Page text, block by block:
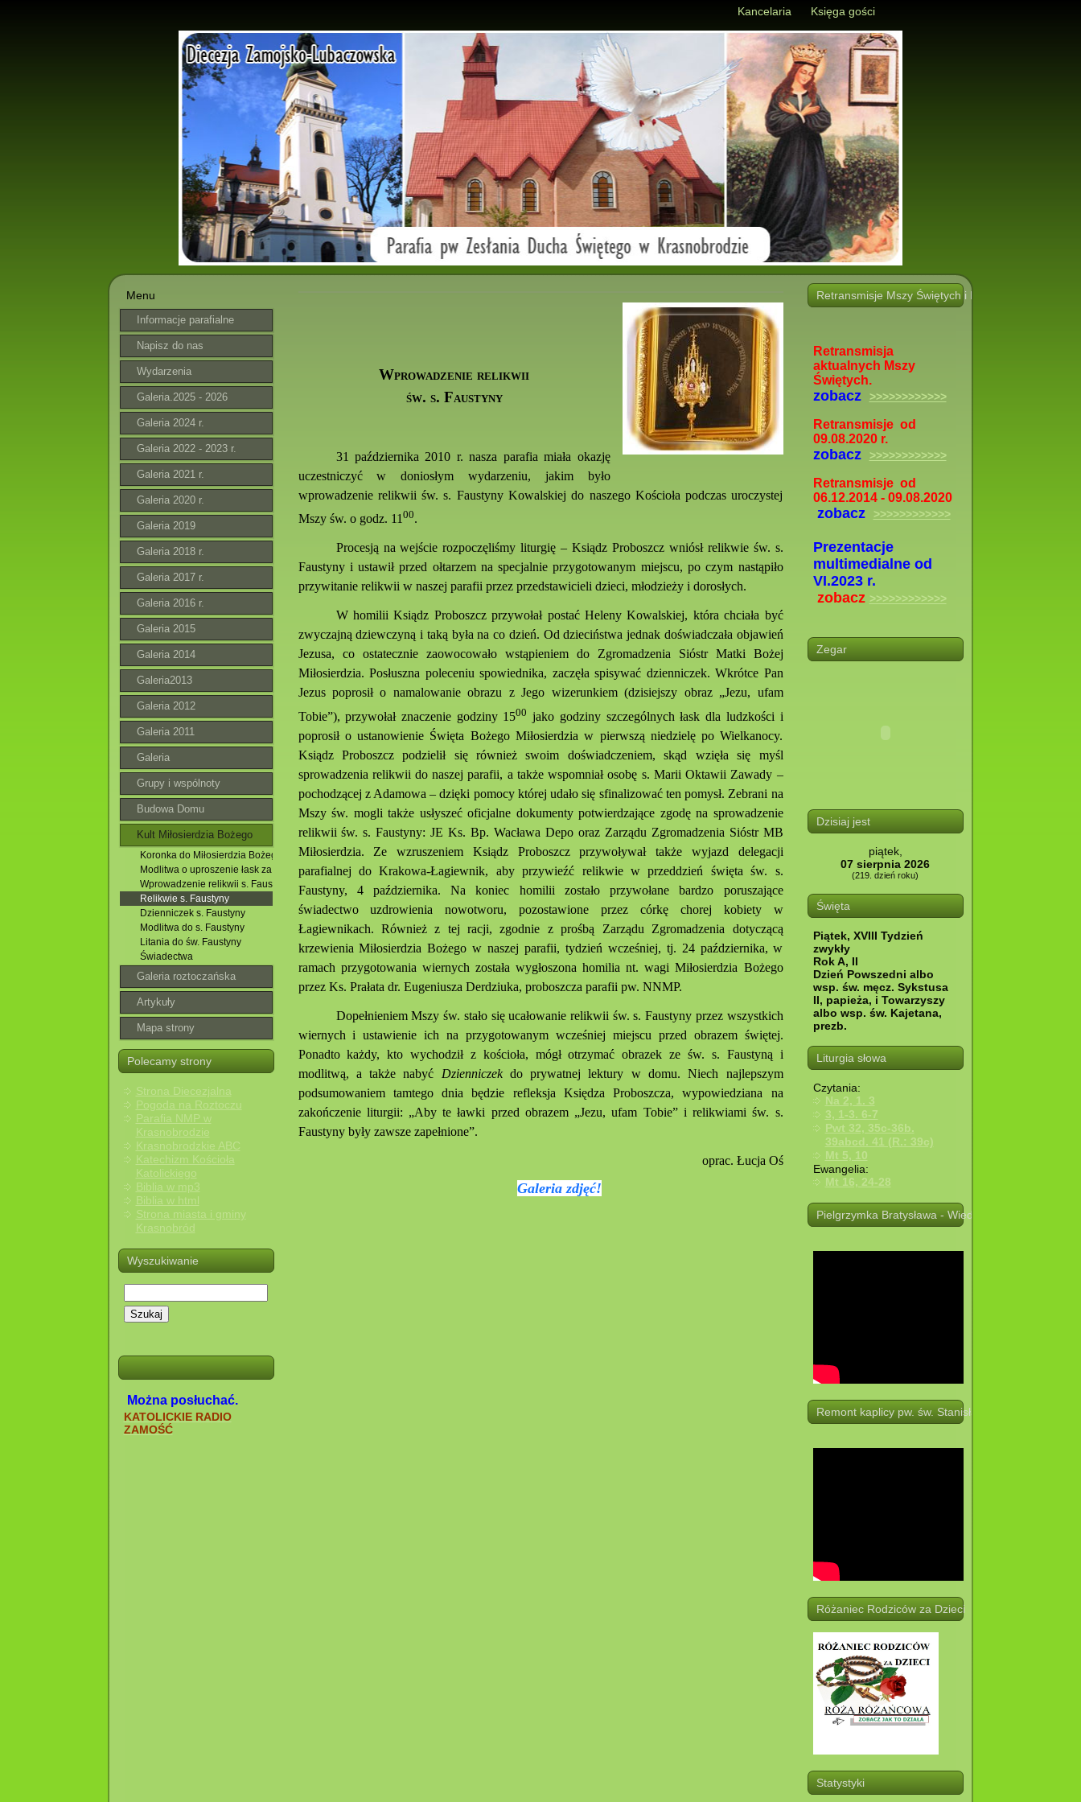
Kancelaria Księga gości
Menu
Informacje parafialne
Napisz do nas
Wydarzenia
Galeria.2025 - 2026
Galeria 2024 r.
Galeria 2022 - 2023 r.
Galeria 2021 r.
Galeria 2020 r.
Galeria 2019
Galeria 2018 r.
Galeria 2017 r.
Galeria 2016 r.
Galeria 2015
Galeria 2014
Galeria2013
Galeria 2012
Galeria 2011
Galeria
Grupy i wspólnoty
Budowa Domu
Parafialnego
Kult Miłosierdzia Bożego
Koronka do Miłosierdzia Bożego
Modlitwa o uproszenie łask za przyczyną św. Faustyny
Wprowadzenie relikwii s. Faustyny
Relikwie s. Faustyny
Dzienniczek s. Faustyny
Modlitwa do s. Faustyny
Litania do św. Faustyny
Świadectwa
Galeria roztoczańska
Artykuły
Mapa strony
Polecamy strony
Strona Diecezjalna
Pogoda na Roztoczu
Parafia NMP w
Krasnobrodzie
Krasnobrodzkie ABC
Katechizm Kościoła
Katolickiego
Biblia w mp3
Biblia w html
Strona miasta i gminy
Krasnobród
Wyszukiwanie
Szukaj
Można posłuchać.
KATOLICKIE RADIO
ZAMOŚĆ
Wprowadzenie relikwii
św. s. Faustyny
31 października 2010 r. nasza parafia miała okazję
uczestniczyć w doniosłym wydarzeniu, jakim było
wprowadzenie relikwii św. s. Faustyny Kowalskiej do naszego Kościoła podczas uroczystej
Mszy św. o godz. 11 00.
Procesją na wejście rozpoczęliśmy liturgię – Ksiądz Proboszcz wniósł relikwie św. s.
Faustyny i ustawił przed ołtarzem na specjalnie przygotowanym miejscu, po czym nastąpiło
przywitanie relikwii w naszej parafii przez przedstawicieli dzieci, młodzieży i dorosłych.
W homilii Ksiądz Proboszcz przywołał postać Heleny Kowalskiej, która chciała być
zwyczajną dziewczyną i taką była na co dzień. Od dzieciństwa jednak doświadczała objawień
Jezusa, co ostatecznie zaowocowało wstąpieniem do Zgromadzenia Sióstr Matki Bożej
Miłosierdzia. Posłuszna poleceniu spowiednika, zaczęła spisywać dzienniczek. Wkrótce Pan
Jezus poprosił o namalowanie obrazu z Jego wizerunkiem (dzisiejszy obraz „Jezu, ufam
Tobie”), przywołał znaczenie godziny 1500 jako godziny szczególnych łask dla ludzkości i
poprosił o ustanowienie Święta Bożego Miłosierdzia w pierwszą niedzielę po Wielkanocy.
Ksiądz Proboszcz podzielił się również swoim doświadczeniem, skąd wzięła się myśl
sprowadzenia relikwii do naszej parafii, a także wspomniał osobę s. Marii Oktawii Zawady –
pochodzącej z Adamowa – dzięki pomocy której udało się sfinalizować ten pomysł. Zebrani na
Mszy św. mogli także usłyszeć oficjalne dokumenty potwierdzające zgodę na sprowadzenie
relikwii św. s. Faustyny: JE Ks. Bp. Wacława Depo oraz Zarządu Zgromadzenia Sióstr MB
Miłosierdzia. Ze wzruszeniem Ksiądz Proboszcz przywoływał także wyjazd delegacji
parafialnej do Krakowa-Łagiewnik, aby przywieźć relikwie w przeddzień święta św. s.
Faustyny, 4 października. Na koniec homilii zostało przywołane bardzo poruszające
świadectwo uzdrowienia nowotworu, pozostawione przez córkę chorej kobiety w
Łagiewnikach. Również z tej racji, zgodnie z prośbą Zarządu Zgromadzenia dotyczącą
krzewienia Miłosierdzia Bożego w naszej parafii, tydzień wcześniej, tj. 24 października, w
ramach przygotowania wiernych została wygłoszona homilia nt. wagi Miłosierdzia Bożego
przez Ks. Prałata dr. Eugeniusza Derdziuka, proboszcza parafii pw. NNMP.
Dopełnieniem Mszy św. stało się ucałowanie relikwii św. s. Faustyny przez wszystkich
wiernych i ustawienie ich na przygotowanym wcześniej miejscu przed obrazem świętej.
Ponadto każdy, kto wychodził z kościoła, mógł otrzymać obrazek ze św. s. Faustyną i
modlitwą, a także nabyć Dzienniczekdo prywatnej lektury w domu. Niech najlepszym
podsumowaniem tamtego dnia będzie refleksja Księdza Proboszcza, wypowiedziana na
zakończenie liturgii: „Aby te ławki przed obrazem „Jezu, ufam Tobie” i relikwiami św. s.
Faustyny były zawsze zapełnione”.
oprac. Łucja Oś
Galeria zdjęć!
Retransmisje Mszy Świętych i Nabożeństw i innych
Retransmisja
aktualnych Mszy
Świętych.
zobacz >>>>>>>>>>>>
Retransmisje od
09.08.2020 r.
zobacz >>>>>>>>>>>>
Retransmisje od
06.12.2014 - 09.08.2020
zobacz >>>>>>>>>>>>
Prezentacje
multimedialne od
VI.2023 r.
zobacz >>>>>>>>>>>>
Zegar
Dzisiaj jest
piątek,
07 sierpnia 2026
(219. dzień roku)
Święta
Piątek, XVIII Tydzień
zwykły
Rok A, II
Dzień Powszedni albo
wsp. św. męcz. Sykstusa
II, papieża, i Towarzyszy
albo wsp. św. Kajetana,
prezb.
Liturgia słowa
Czytania:
Na 2, 1. 3
3, 1-3. 6-7
Pwt 32, 35c-36b.
39abcd. 41 (R.: 39c)
Mt 5, 10
Ewangelia:
Mt 16, 24-28
Pielgrzymka Bratysława - Wiedeń. 19 -21.08.2025 r.
Remont kaplicy pw. św. Stanisława w Potoczku
Różaniec Rodziców za Dzieci
Statystyki